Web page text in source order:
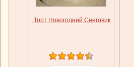
Торт Новогодний Снеговик